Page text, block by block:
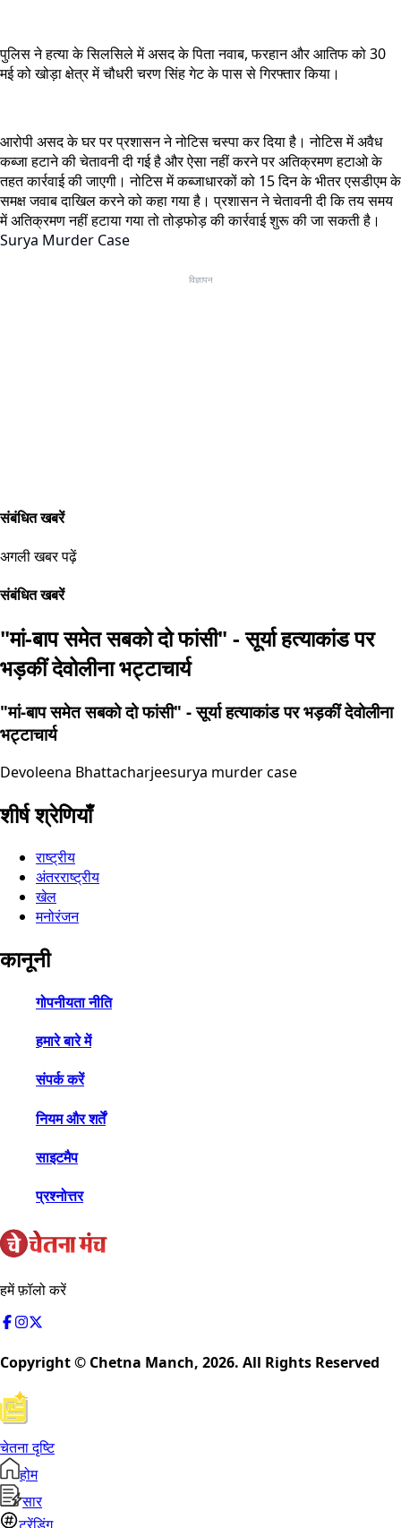
पुलिस ने हत्या के सिलसिले में असद के पिता नवाब, फरहान और आतिफ को 30
मई को खोड़ा क्षेत्र में चौधरी चरण सिंह गेट के पास से गिरफ्तार किया।
आरोपी असद के घर पर प्रशासन ने नोटिस चस्पा कर दिया है। नोटिस में अवैध
कब्जा हटाने की चेतावनी दी गई है और ऐसा नहीं करने पर अतिक्रमण हटाओ के
तहत कार्रवाई की जाएगी। नोटिस में कब्जाधारकों को 15 दिन के भीतर एसडीएम के
समक्ष जवाब दाखिल करने को कहा गया है। प्रशासन ने चेतावनी दी कि तय समय
में अतिक्रमण नहीं हटाया गया तो तोड़फोड़ की कार्रवाई शुरू की जा सकती है।
Surya Murder Case
विज्ञापन
संबंधित खबरें
अगली खबर पढ़ें
संबंधित खबरें
"मां-बाप समेत सबको दो फांसी" - सूर्या हत्याकांड पर
भड़कीं देवोलीना भट्टाचार्य
"मां-बाप समेत सबको दो फांसी" - सूर्या हत्याकांड पर भड़कीं देवोलीना
भट्टाचार्य
Devoleena Bhattacharjeesurya murder case
शीर्ष श्रेणियाँ
राष्ट्रीय
अंतरराष्ट्रीय
खेल
मनोरंजन
कानूनी
गोपनीयता नीति
हमारे बारे में
संपर्क करें
नियम और शर्तें
साइटमैप
प्रश्नोत्तर
हमें फ़ॉलो करें
Copyright © Chetna Manch, 2026. All Rights Reserved
चेतना दृष्टि
होम
सार